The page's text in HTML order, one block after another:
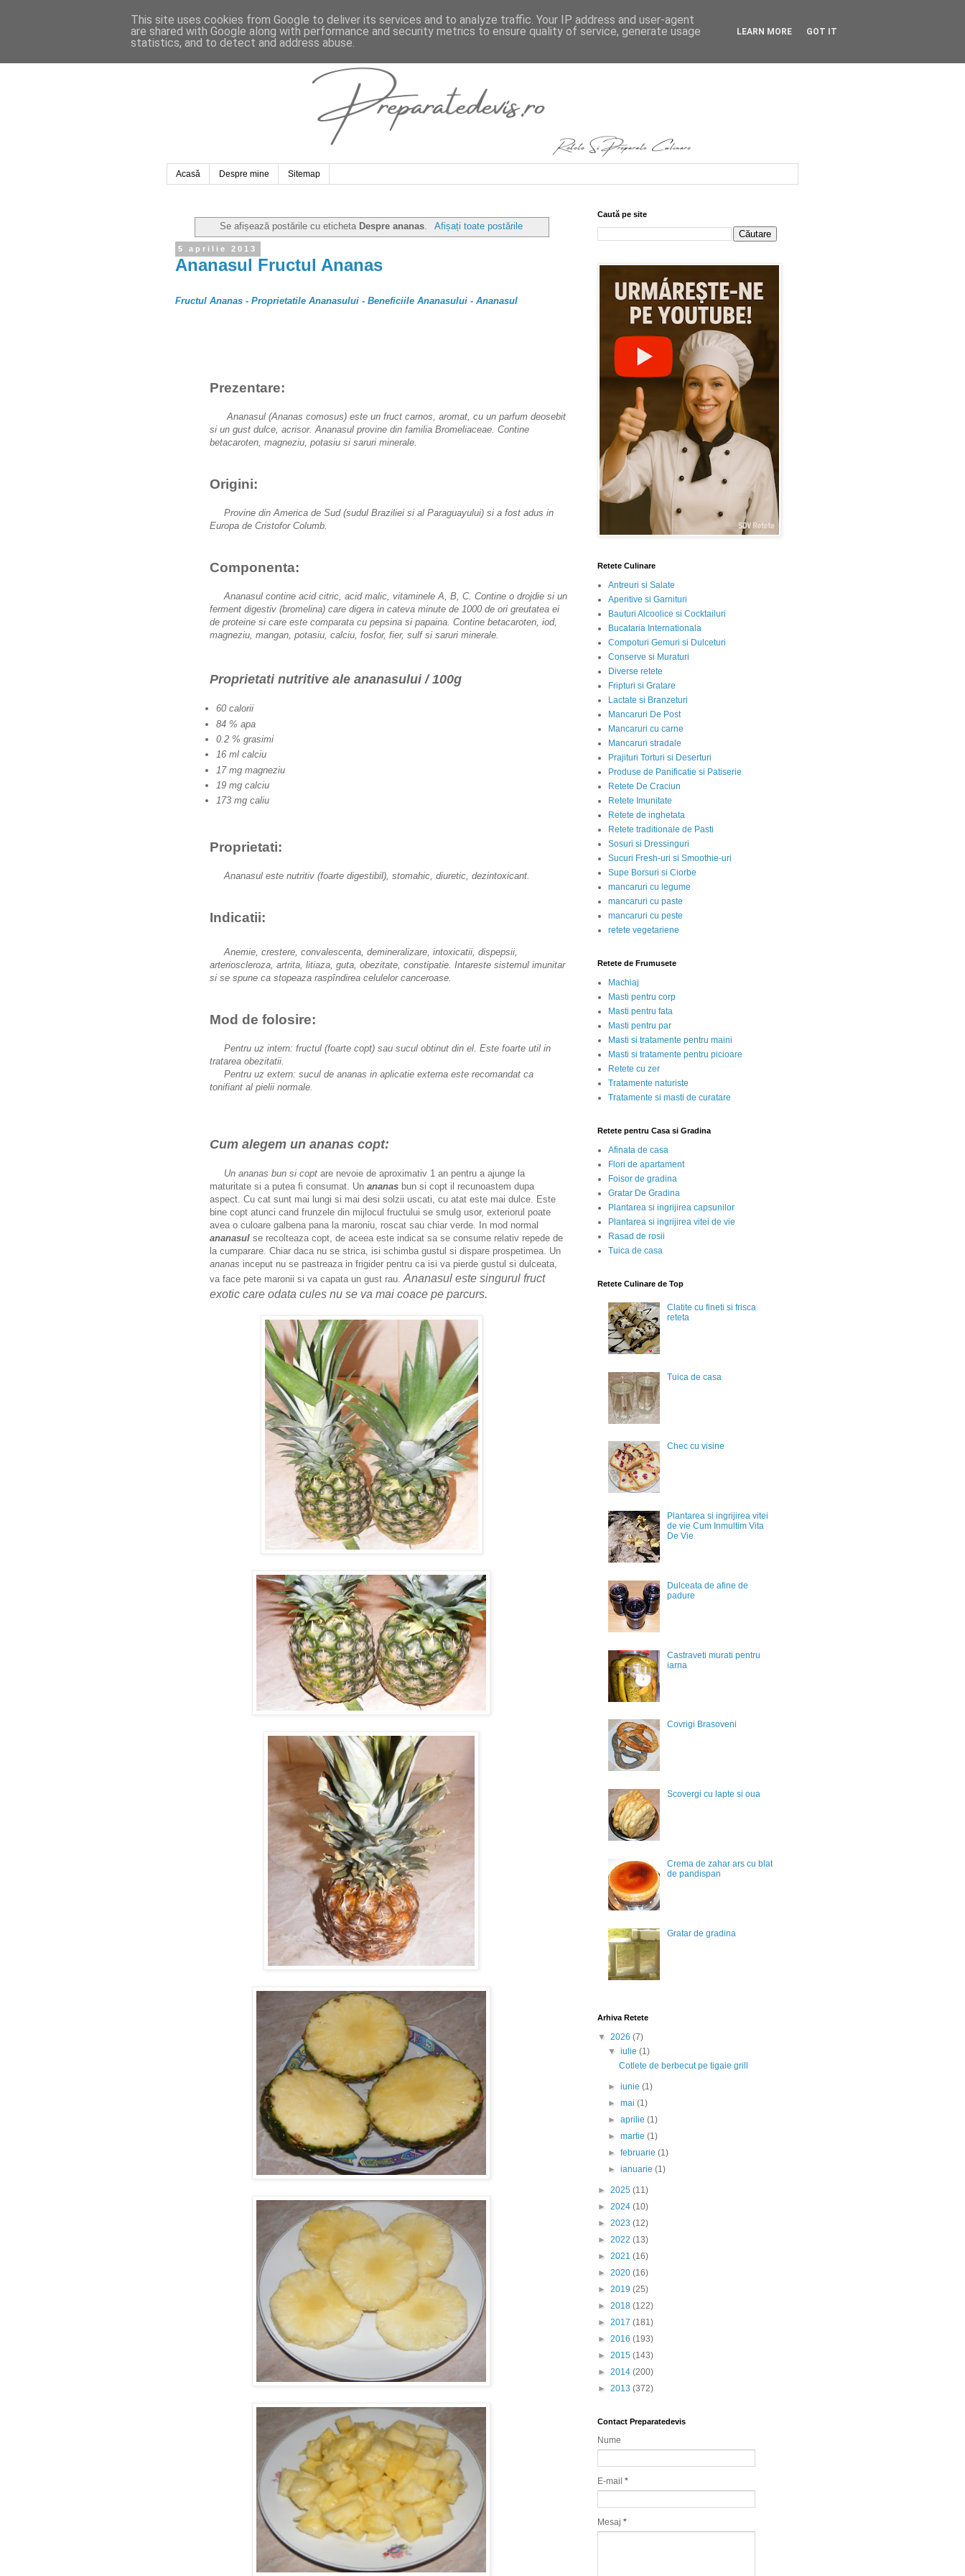
Acasă Despre mine Sitemap
Se afișează postările cu eticheta Despre ananas. Afișați toate postările
5 aprilie 2013
Ananasul Fructul Ananas
Fructul Ananas - Proprietatile Ananasului - Beneficiile Ananasului - Ananasul
Prezentare:
Ananasul (Ananas comosus) este un fruct carnos, aromat, cu un parfum deosebit
si un gust dulce, acrisor.Ananasul provine din familia Bromeliaceae. Contine
betacaroten, magneziu, potasiu si saruri minerale.
Origini:
Provine din America de Sud (sudul Braziliei si al Paraguayului) si a fost adus in
Europa de Cristofor Columb.
Componenta:
Ananasul contine acid citric, acid malic, vitaminele A, B, C. Contine o drojdie si un
ferment digestiv (bromelina) care digera in cateva minute de 1000 de ori greutatea ei
de proteine si care este comparata cu pepsina si papaina. Contine betacaroten, iod,
magneziu, mangan, potasiu, calciu, fosfor, fier, sulf si saruri minerale.
Proprietati nutritive ale ananasului / 100g
60 calorii
84 % apa
0.2 % grasimi
16 ml calciu
17 mg magneziu
19 mg calciu
173 mg caliu
Proprietati:
Ananasul este nutritiv (foarte digestibil), stomahic, diuretic, dezintoxicant.
Indicatii:
Anemie, crestere, convalescenta, demineralizare, intoxicatii, dispepsii,
arterioscleroza, artrita, litiaza, guta, obezitate, constipatie. Intareste sistemul imunitar
si se spune ca stopeaza raspîndirea celulelor canceroase.
Mod de folosire:
Pentru uz intern: fructul (foarte copt) sau sucul obtinut din el. Este foarte util in
tratarea obezitatii.
Pentru uz extern: sucul de ananas in aplicatie externa este recomandat ca
tonifiant al pielii normale.
Cum alegem un ananas copt:
Un ananas bun si copt are nevoie de aproximativ 1 an pentru a ajunge la
maturitate si a putea fi consumat. Un ananas bun si copt il recunoastem dupa
aspect. Cu cat sunt mai lungi si mai desi solzii uscati, cu atat este mai dulce. Este
bine copt atunci cand frunzele din mijlocul fructului se smulg usor, exteriorul poate
avea o culoare galbena pana la maroniu, roscat sau chiar verde. In mod normal
ananasul se recolteaza copt, de aceea este indicat sa se consume relativ repede de
la cumparare. Chiar daca nu se strica, isi schimba gustul si dispare prospetimea. Un
ananas inceput nu se pastreaza in frigider pentru ca isi va pierde gustul si dulceata,
va face pete maronii si va capata un gust rau. Ananasul este singurul fruct
exotic care odata cules nu se va mai coace pe parcurs.
Caută pe site
Retete Culinare
Antreuri si Salate
Aperitive si Garnituri
Bauturi Alcoolice si Cocktailuri
Bucataria Internationala
Compoturi Gemuri si Dulceturi
Conserve si Muraturi
Diverse retete
Fripturi si Gratare
Lactate si Branzeturi
Mancaruri De Post
Mancaruri cu carne
Mancaruri stradale
Prajituri Torturi si Deserturi
Produse de Panificatie si Patiserie
Retete De Craciun
Retete Imunitate
Retete de inghetata
Retete traditionale de Pasti
Sosuri si Dressinguri
Sucuri Fresh-uri si Smoothie-uri
Supe Borsuri si Ciorbe
mancaruri cu legume
mancaruri cu paste
mancaruri cu peste
retete vegetariene
Retete de Frumusete
Machiaj
Masti pentru corp
Masti pentru fata
Masti pentru par
Masti si tratamente pentru maini
Masti si tratamente pentru picioare
Retete cu zer
Tratamente naturiste
Tratamente si masti de curatare
Retete pentru Casa si Gradina
Afinata de casa
Flori de apartament
Foisor de gradina
Gratar De Gradina
Plantarea si ingrijirea capsunilor
Plantarea si ingrijirea vitei de vie
Rasad de rosii
Tuica de casa
Retete Culinare de Top
Clatite cu fineti si frisca
reteta
Tuica de casa
Chec cu visine
Plantarea si ingrijirea vitei
de vie Cum Inmultim Vita
De Vie
Dulceata de afine de
padure
Castraveti murati pentru
iarna
Covrigi Brasoveni
Scovergi cu lapte si oua
Crema de zahar ars cu blat
de pandispan
Gratar de gradina
Arhiva Retete
▼ 2026 (7)
▼iulie(1)
Cotlete de berbecut pe tigaie grill
►iunie(1)
►mai(1)
►aprilie(1)
►martie(1)
►februarie(1)
►ianuarie(1)
► 2025 (11)
► 2024 (10)
► 2023 (12)
► 2022 (13)
► 2021 (16)
► 2020 (16)
► 2019 (25)
► 2018 (122)
► 2017 (181)
► 2016 (193)
► 2015 (143)
► 2014 (200)
► 2013 (372)
Contact Preparatedevis
Nume
E-mail *
Mesaj *
This site uses cookies from Google to deliver its services and to analyze traffic. Your IP address and user-agent
are shared with Google along with performance and security metrics to ensure quality of service, generate usage
statistics, and to detect and address abuse.
LEARN MORE GOT IT